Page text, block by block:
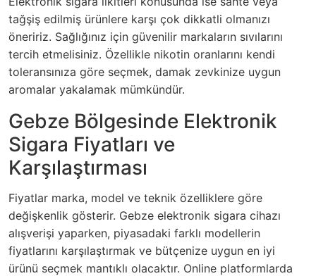
tağşiş edilmiş ürünlere karşı çok dikkatli olmanızı
öneririz. Sağlığınız için güvenilir markaların sıvılarını
tercih etmelisiniz. Özellikle nikotin oranlarını kendi
toleransınıza göre seçmek, damak zevkinize uygun
aromalar yakalamak mümkündür.
Gebze Bölgesinde Elektronik
Sigara Fiyatları ve
Karşılaştırması
Fiyatlar marka, model ve teknik özelliklere göre
değişkenlik gösterir. Gebze elektronik sigara cihazı
alışverişi yaparken, piyasadaki farklı modellerin
fiyatlarını karşılaştırmak ve bütçenize uygun en iyi
ürünü seçmek mantıklı olacaktır. Online platformlarda